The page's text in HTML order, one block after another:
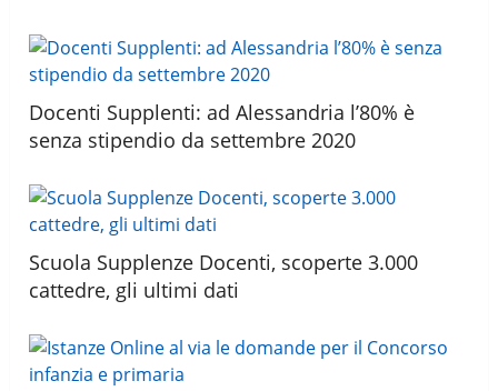
Docenti Supplenti: ad Alessandria l’80% è
senza stipendio da settembre 2020
Scuola Supplenze Docenti, scoperte 3.000
cattedre, gli ultimi dati